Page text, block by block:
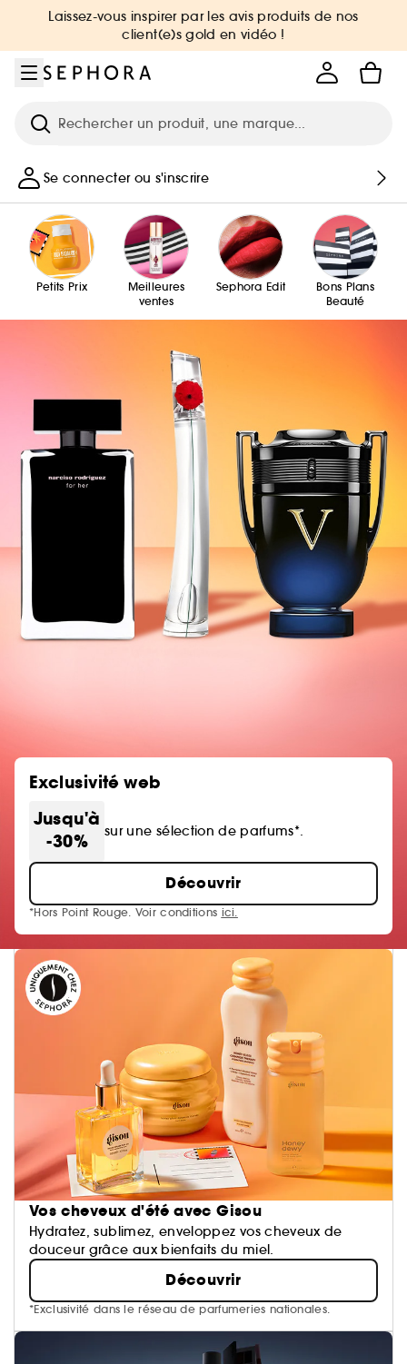
Aller au menu
Aller au contenu principal
Aller au pied de page
Laissez-vous inspirer par les avis produits de nos
client(e)s gold en vidéo !
Recherche
Se connecter ou s'inscrire
Petits Prix
Meilleures
ventes
Sephora Edit
Bons Plans
Beauté
Exclusivité web
Jusqu'à
-30%
sur une sélection de parfums*.
Découvrir
*Hors Point Rouge. Voir conditions ici.
Vos cheveux d'été avec Gisou
Hydratez, sublimez, enveloppez vos cheveux de
douceur grâce aux bienfaits du miel.
Découvrir
*Exclusivité dans le réseau de parfumeries nationales.